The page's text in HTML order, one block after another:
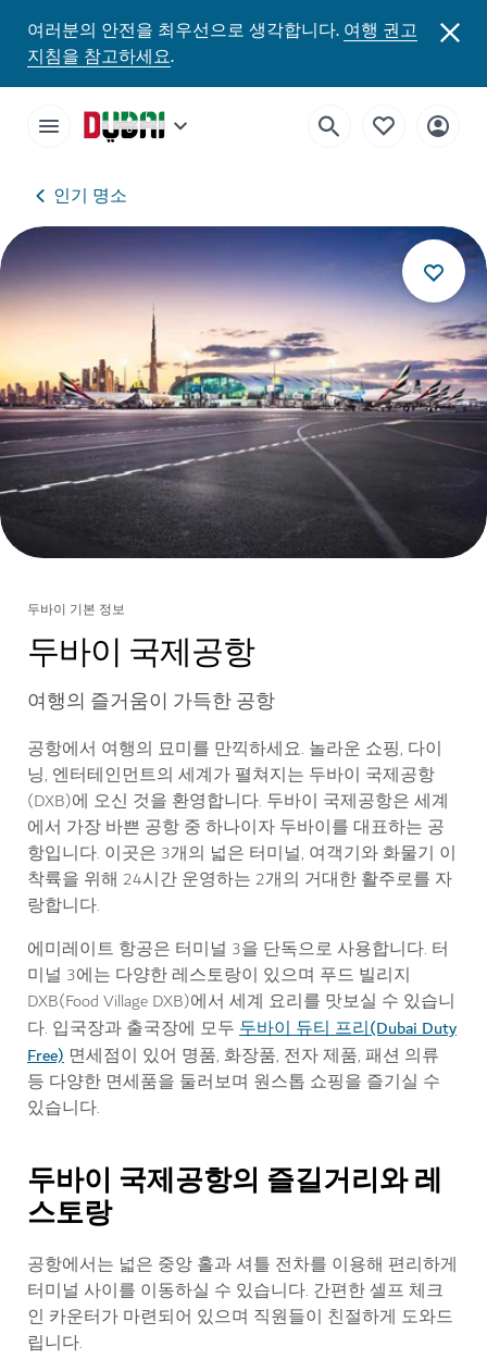
여러분의 안전을 최우선으로 생각합니다.여행 권고
지침을 참고하세요.
인기 명소
두바이 기본 정보
두바이 국제공항
여행의 즐거움이 가득한 공항
공항에서 여행의 묘미를 만끽하세요. 놀라운 쇼핑, 다이
닝, 엔터테인먼트의 세계가 펼쳐지는 두바이 국제공항
(DXB)에 오신 것을 환영합니다. 두바이 국제공항은 세계
에서 가장 바쁜 공항 중 하나이자 두바이를 대표하는 공
항입니다. 이곳은 3개의 넓은 터미널, 여객기와 화물기 이
착륙을 위해 24시간 운영하는 2개의 거대한 활주로를 자
랑합니다.
에미레이트 항공은 터미널 3을 단독으로 사용합니다. 터
미널 3에는 다양한 레스토랑이 있으며 푸드 빌리지
DXB(Food Village DXB)에서 세계 요리를 맛보실 수 있습니
다. 입국장과 출국장에 모두 두바이 듀티 프리(Dubai Duty
Free) 면세점이 있어 명품, 화장품, 전자 제품, 패션 의류
등 다양한 면세품을 둘러보며 원스톱 쇼핑을 즐기실 수
있습니다.
두바이 국제공항의 즐길거리와 레
스토랑
공항에서는 넓은 중앙 홀과 셔틀 전차를 이용해 편리하게
터미널 사이를 이동하실 수 있습니다. 간편한 셀프 체크
인 카운터가 마련되어 있으며 직원들이 친절하게 도와드
립니다.